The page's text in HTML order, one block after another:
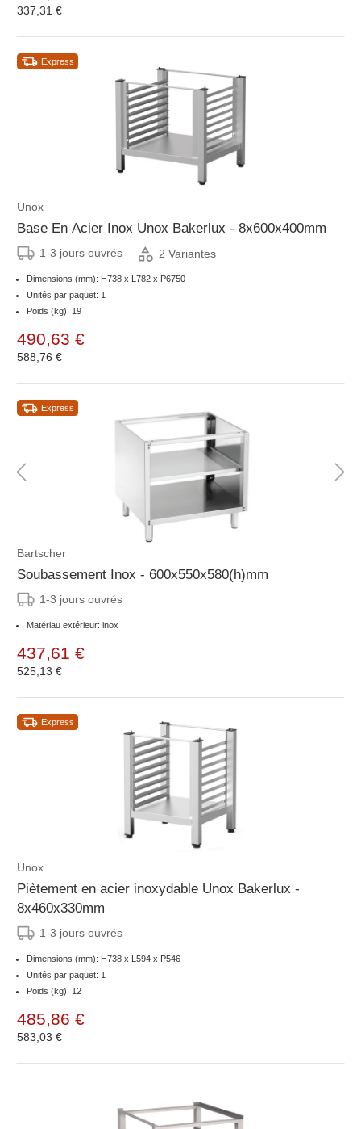
337,31 €
Express
Unox
Base En Acier Inox Unox Bakerlux - 8x600x400mm
1-3 jours ouvrés 2 Variantes
Dimensions (mm): H738 x L782 x P6750
Unités par paquet: 1
Poids (kg): 19
490,63 €
588,76 €
Express
Bartscher
Soubassement Inox - 600x550x580(h)mm
1-3 jours ouvrés
Matériau extérieur: inox
437,61 €
525,13 €
Express
Unox
Piètement en acier inoxydable Unox Bakerlux -
8x460x330mm
1-3 jours ouvrés
Dimensions (mm): H738 x L594 x P546
Unités par paquet: 1
Poids (kg): 12
485,86 €
583,03 €